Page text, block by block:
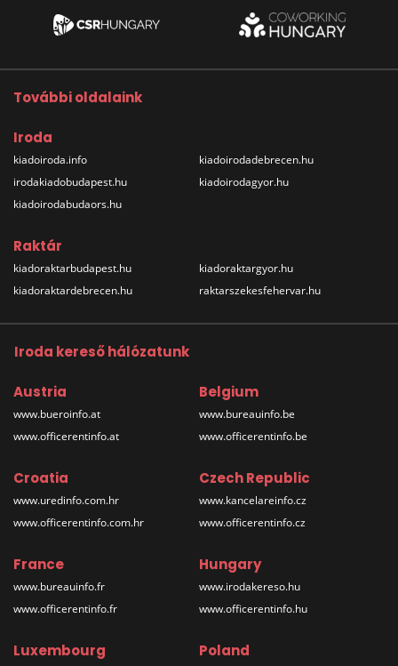
További oldalaink
Iroda
kiadoiroda.info
irodakiadobudapest.hu
kiadoirodabudaors.hu
kiadoirodadebrecen.hu
kiadoirodagyor.hu
Raktár
kiadoraktarbudapest.hu
kiadoraktardebrecen.hu
kiadoraktargyor.hu
raktarszekesfehervar.hu
Iroda kereső hálózatunk
Austria
www.bueroinfo.at
www.officerentinfo.at
Belgium
www.bureauinfo.be
www.officerentinfo.be
Croatia
www.uredinfo.com.hr
www.officerentinfo.com.hr
Czech Republic
www.kancelareinfo.cz
www.officerentinfo.cz
France
www.bureauinfo.fr
www.officerentinfo.fr
Hungary
www.irodakereso.hu
www.officerentinfo.hu
Luxembourg Poland